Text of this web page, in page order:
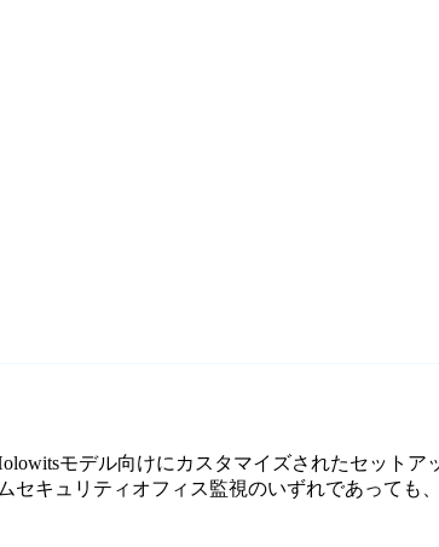
モデル向けにカスタマイズされたセット
キュリティオフィス監視のいずれであっても